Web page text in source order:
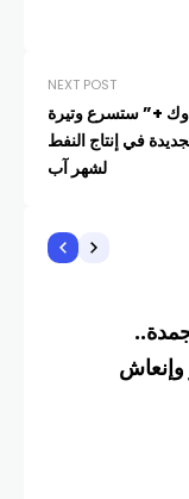
NEXT POST
+” ستسرع وتيرة
في إنتاج النفط
لشهر آب